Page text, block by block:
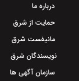
درباره ما
حمایت از شرق
مانیفست شرق
نویسندگان شرق
سازمان آگهی ها